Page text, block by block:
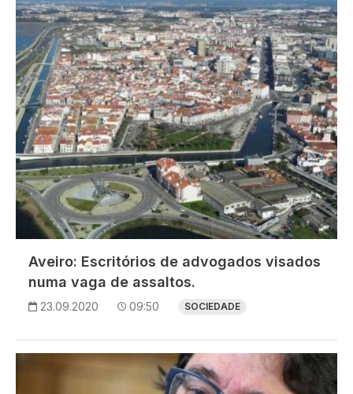
Aveiro: Escritórios de advogados visados
numa vaga de assaltos.
23.09.2020 09:50 SOCIEDADE